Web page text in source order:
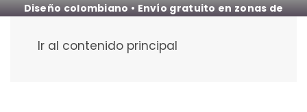
Diseño colombiano • Envío gratuito en zonas de
Ir al contenido principal